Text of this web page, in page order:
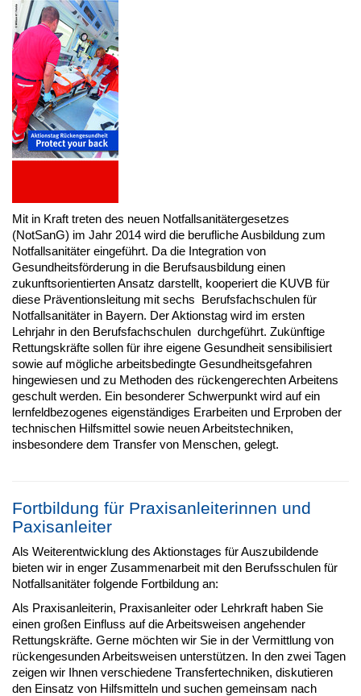
Mit in Kraft treten des neuen Notfallsanitätergesetzes
(NotSanG) im Jahr 2014 wird die berufliche Ausbildung zum
Notfallsanitäter eingeführt. Da die Integration von
Gesundheitsförderung in die Berufsausbildung einen
zukunftsorientierten Ansatz darstellt, kooperiert die KUVB für
diese Präventionsleitung mit sechs Berufsfachschulen für
Notfallsanitäter in Bayern. Der Aktionstag wird im ersten
Lehrjahr in den Berufsfachschulen durchgeführt. Zukünftige
Rettungskräfte sollen für ihre eigene Gesundheit sensibilisiert
sowie auf mögliche arbeitsbedingte Gesundheitsgefahren
hingewiesen und zu Methoden des rückengerechten Arbeitens
geschult werden. Ein besonderer Schwerpunkt wird auf ein
lernfeldbezogenes eigenständiges Erarbeiten und Erproben der
technischen Hilfsmittel sowie neuen Arbeitstechniken,
insbesondere dem Transfer von Menschen, gelegt.
Fortbildung für Praxisanleiterinnen und
Paxisanleiter
Als Weiterentwicklung des Aktionstages für Auszubildende
bieten wir in enger Zusammenarbeit mit den Berufsschulen für
Notfallsanitäter folgende Fortbildung an:
Als Praxisanleiterin, Praxisanleiter oder Lehrkraft haben Sie
einen großen Einfluss auf die Arbeitsweisen angehender
Rettungskräfte. Gerne möchten wir Sie in der Vermittlung von
rückengesunden Arbeitsweisen unterstützen. In den zwei Tagen
zeigen wir Ihnen verschiedene Transfertechniken, diskutieren
den Einsatz von Hilfsmitteln und suchen gemeinsam nach